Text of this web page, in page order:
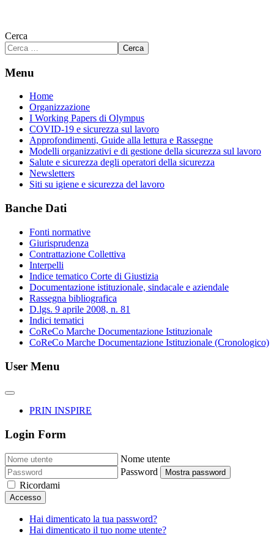
Cerca
Cerca
Menu
Home
Organizzazione
I Working Papers di Olympus
COVID-19 e sicurezza sul lavoro
Approfondimenti, Guide alla lettura e Rassegne
Modelli organizzativi e di gestione della sicurezza sul lavoro
Salute e sicurezza degli operatori della sicurezza
Newsletters
Siti su igiene e sicurezza del lavoro
Banche Dati
Fonti normative
Giurisprudenza
Contrattazione Collettiva
Interpelli
Indice tematico Corte di Giustizia
Documentazione istituzionale, sindacale e aziendale
Rassegna bibliografica
D.lgs. 9 aprile 2008, n. 81
Indici tematici
CoReCo Marche Documentazione Istituzionale
CoReCo Marche Documentazione Istituzionale (Cronologico)
User Menu
PRIN INSPIRE
Login Form
Nome utente
Password
Mostra password
Ricordami
Accesso
Hai dimenticato la tua password?
Hai dimenticato il tuo nome utente?